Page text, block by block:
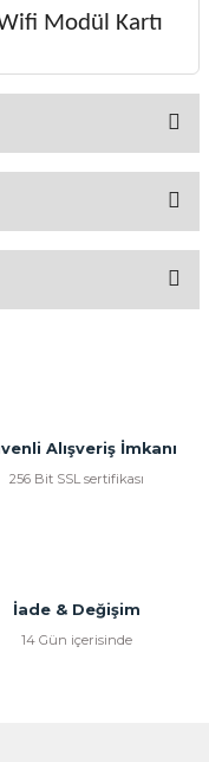
Modül Kartı
Alışveriş İmkanı
256 Bit SSL sertifikası
İade & Değişim
14 Gün içerisinde